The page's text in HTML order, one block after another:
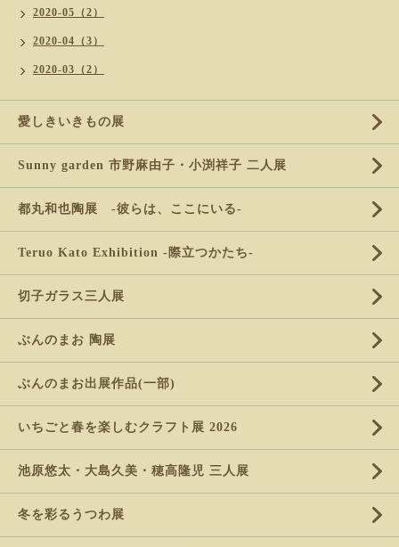
2020-05（2）
2020-04（3）
2020-03（2）
愛しきいきもの展
Sunny garden 市野麻由子・小渕祥子 二人展
都丸和也陶展 -彼らは、ここにいる-
Teruo Kato Exhibition -際立つかたち-
切子ガラス三人展
ぶんのまお 陶展
ぶんのまお出展作品(一部)
いちごと春を楽しむクラフト展 2026
池原悠太・大島久美・穂高隆児 三人展
冬を彩るうつわ展